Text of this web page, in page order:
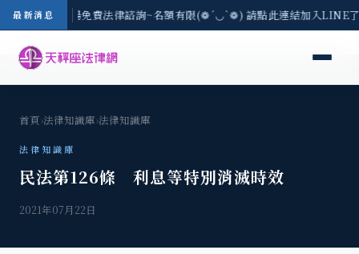
最新消息
區-8/3(一) 現場免費法律諮詢~名額有限(❁´◡`❁) 請點此連結加入
首頁›法律知識庫›法律知識庫
法律知識庫
民法第126條 利息等特別消滅時效
2021年07月22日